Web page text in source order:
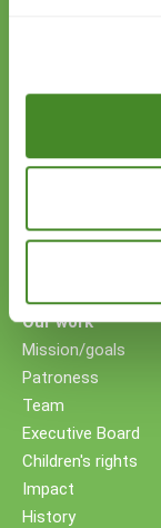
Donations
Donate with
Non-profit
Testament/Last
Our work
Mission/goals
Patroness
Team
Executive Board
Children's rights
Impact
History